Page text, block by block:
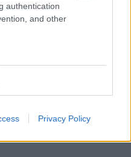
authentication
and other
Privacy Policy